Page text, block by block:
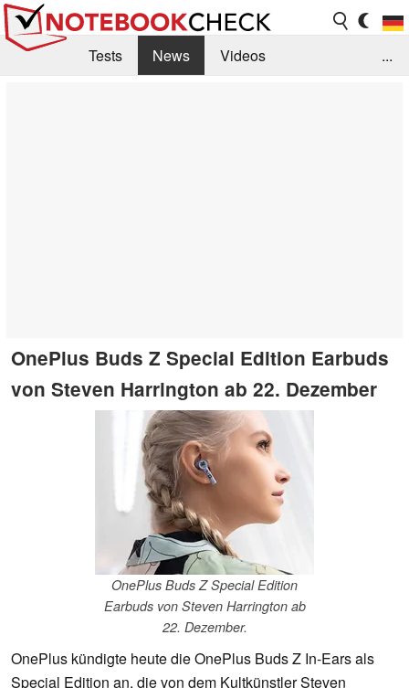
Tests News
Videos
...
OnePlus Buds Z Special Edition Earbuds
von Steven Harrington ab 22. Dezember
OnePlus Buds Z Special Edition
Earbuds von Steven Harrington ab
22. Dezember.
OnePlus kündigte heute die OnePlus Buds Z In-Ears als
Special Edition an, die von dem Kultkünstler Steven